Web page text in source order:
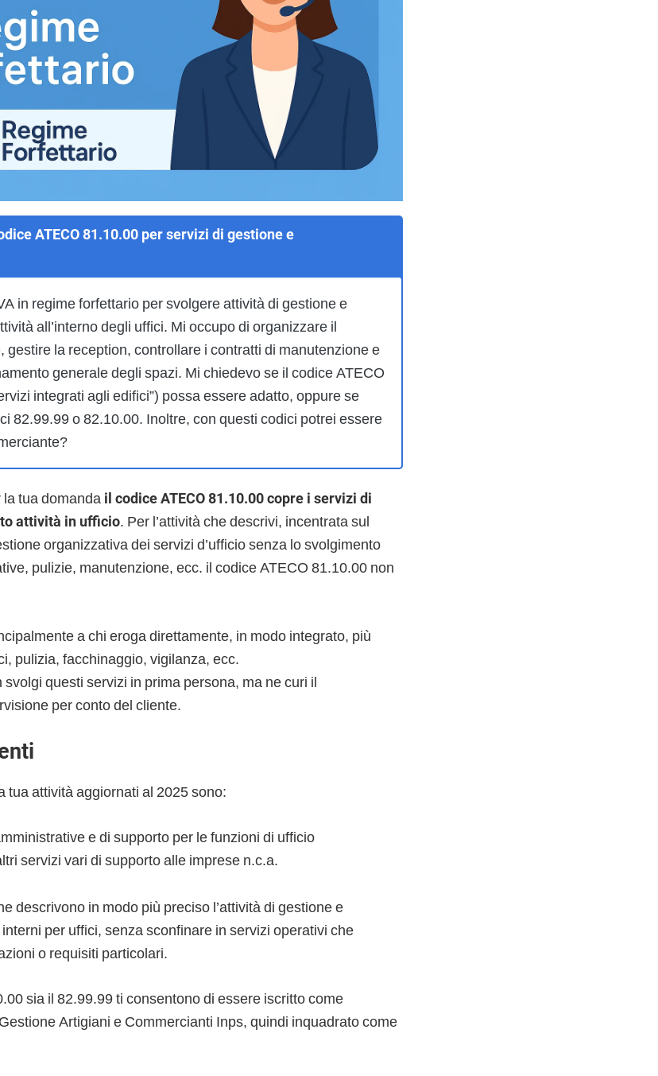
ATECO 81.10.00 per servizi di gestione e
in regime forfettario per svolgere attività di gestione e
all’interno degli uffici. Mi occupo di organizzare il
gestire la reception, controllare i contratti di manutenzione e
generale degli spazi. Mi chiedevo se il codice ATECO
integrati agli edifici”) possa essere adatto, oppure se
82.99.99 o 82.10.00. Inoltre, con questi codici potrei essere
tua domanda il codice ATECO 81.10.00 copre i servizi di
attività in ufficio. Per l’attività che descrivi, incentrata sul
organizzativa dei servizi d’ufficio senza lo svolgimento
pulizie, manutenzione, ecc. il codice ATECO 81.10.00 non
a chi eroga direttamente, in modo integrato, più
pulizia, facchinaggio, vigilanza, ecc.
questi servizi in prima persona, ma ne curi il
per conto del cliente.
tua attività aggiornati al 2025 sono:
e di supporto per le funzioni di ufficio
servizi vari di supporto alle imprese n.c.a.
descrivono in modo più preciso l’attività di gestione e
per uffici, senza sconfinare in servizi operativi che
o requisiti particolari.
sia il 82.99.99 ti consentono di essere iscritto come
Artigiani e Commercianti Inps, quindi inquadrato come